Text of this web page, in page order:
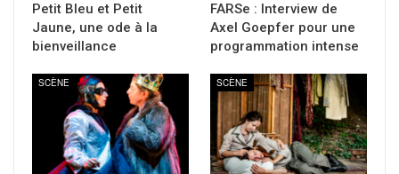
Petit Bleu et Petit
Jaune, une ode à la
bienveillance
FARSe : Interview de
Axel Goepfer pour une
programmation intense
SCÈNE SCÈNE